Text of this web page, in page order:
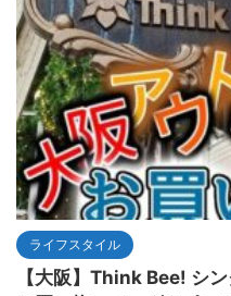
ライフスタイル
【大阪】Think Bee! シ